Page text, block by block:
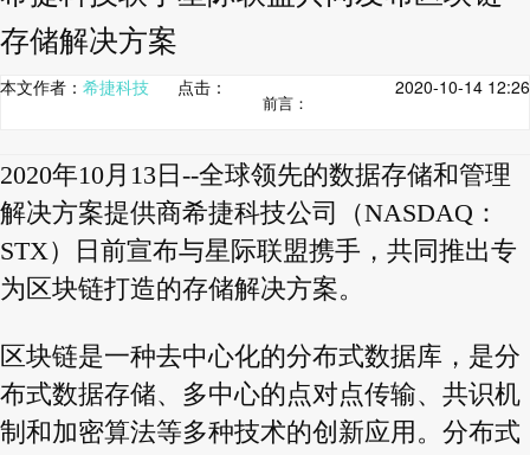
存储解决方案
本文作者： 希捷科技 点击： 2020-10-14 12:26
前言：
2020年10月13日--全球领先的数据存储和管理
解决方案提供商希捷科技公司（NASDAQ：
STX）日前宣布与星际联盟携手，共同推出专
为区块链打造的存储解决方案。
区块链是一种去中心化的分布式数据库，是分
布式数据存储、多中心的点对点传输、共识机
制和加密算法等多种技术的创新应用。分布式